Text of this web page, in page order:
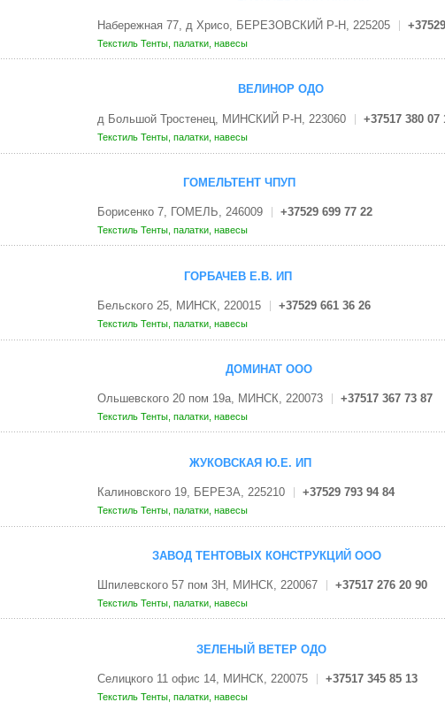
Набережная 77, д Хрисо, БЕРЕЗОВСКИЙ Р-Н, 225205
Текстиль Тенты, палатки, навесы
ВЕЛИНОР ОДО
д Большой Тростенец, МИНСКИЙ Р-Н, 223060 +37517 380 07
Текстиль Тенты, палатки, навесы
ГОМЕЛЬТЕНТ ЧПУП
Борисенко 7, ГОМЕЛЬ, 246009 +37529 699 77 22
Текстиль Тенты, палатки, навесы
ГОРБАЧЕВ Е.В. ИП
Бельского 25, МИНСК, 220015 +37529 661 36 26
Текстиль Тенты, палатки, навесы
ДОМИНАТ ООО
Ольшевского 20 пом 19а, МИНСК, 220073 +37517 367 73 87
Текстиль Тенты, палатки, навесы
ЖУКОВСКАЯ Ю.Е. ИП
Калиновского 19, БЕРЕЗА, 225210 +37529 793 94 84
Текстиль Тенты, палатки, навесы
ЗАВОД ТЕНТОВЫХ КОНСТРУКЦИЙ ООО
Шпилевского 57 пом 3Н, МИНСК, 220067 +37517 276 20 90
Текстиль Тенты, палатки, навесы
ЗЕЛЕНЫЙ ВЕТЕР ОДО
Селицкого 11 офис 14, МИНСК, 220075 +37517 345 85 13
Текстиль Тенты, палатки, навесы